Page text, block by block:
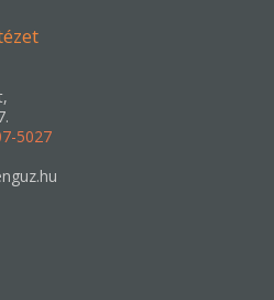
5027